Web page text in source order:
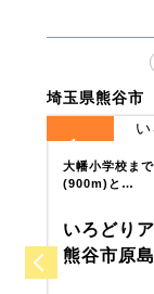
埼玉県熊谷市
1
大幡小学校ま
(900m)と…
いろどり
熊谷市原島